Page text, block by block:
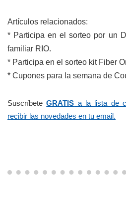
Artículos relacionados:
* Participa en el sorteo por un
familiar RIO.
* Participa en el sorteo kit Fiber
* Cupones para la semana de
SuscríbeteGRATIS a la lista de
recibir las novedades en tu email.